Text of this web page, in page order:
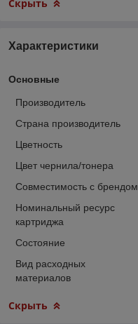
Скрыть
Характеристики
Основные
Производитель
Страна производитель
Цветность
Цвет чернила/тонера
Совместимость с брендом
Номинальный ресурс
картриджа
Состояние
Вид расходных
материалов
Скрыть